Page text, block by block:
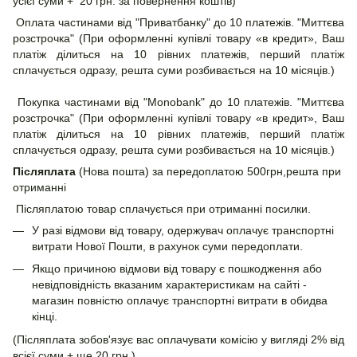
Оплата частинами від "Приватбанку" до 10 платежів. "Миттєва
розстрочка" (При оформленні купівлі товару «в кредит», Ваш
платіж ділиться на 10 рівних платежів, перший платіж
сплачується одразу, решта суми розбивається на 10 місяців.)
Покупка частинами від "Monobank" до 10 платежів. "Миттєва
розстрочка" (При оформленні купівлі товару «в кредит», Ваш
платіж ділиться на 10 рівних платежів, перший платіж
сплачується одразу, решта суми розбивається на 10 місяців.)
Післяплата (Нова пошта) за передоплатою 500грн,решта при
отриманні
Післяплатою товар сплачується при отриманні посилки.
У разі відмови від товару, одержувач оплачує транспортні
витрати Нової Пошти, в рахунок суми передоплати.
Якщо причиною відмови від товару є пошкодження або
невідповідність вказаним характеристикам на сайті -
магазин повністю оплачує транспортні витрати в обидва
кінці.
(Післяплата зобов'язує вас оплачувати комісію у вигляді 2% від